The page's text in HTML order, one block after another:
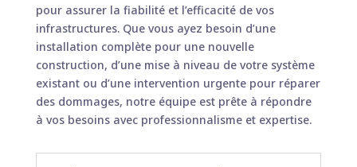
pour assurer la fiabilité et l’efficacité de vos
infrastructures. Que vous ayez besoin d’une
installation complète pour une nouvelle
construction, d’une mise à niveau de votre système
existant ou d’une intervention urgente pour réparer
des dommages, notre équipe est prête à répondre
à vos besoins avec professionnalisme et expertise.